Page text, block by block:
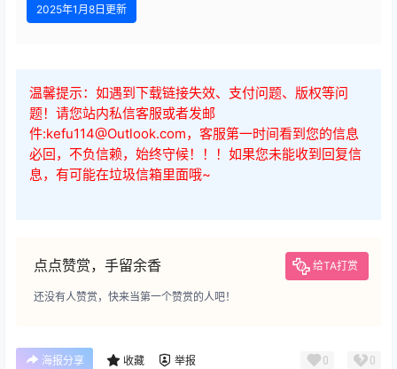
2025年1月8日更新
温馨提示：如遇到下载链接失效、支付问题、版权等问
题！请您站内私信客服或者发邮
件:kefu114@Outlook.com，客服第一时间看到您的信息
必回，不负信赖，始终守候！！！如果您未能收到回复信
息，有可能在垃圾信箱里面哦~
点点赞赏，手留余香 给TA打赏
还没有人赞赏，快来当第一个赞赏的人吧！
海报分享 收藏 举报 0 0